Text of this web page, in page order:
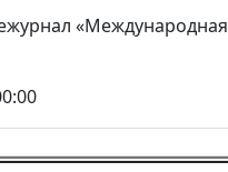
«Международная